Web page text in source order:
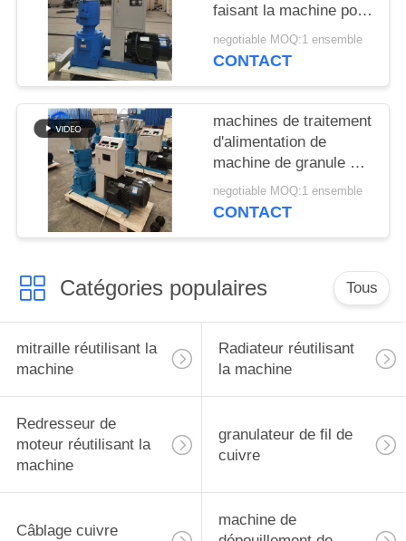
POLITIQUE
CONFIDENTIALITÉ
faisant la machine pour
l'alimentation des
animaux
negotiable MOQ:1 ensemble
CONTACT
machines de traitement
d'alimentation de
machine de granule de
la biomasse 200-
300kg/H
negotiable MOQ:1 ensemble
CONTACT
Catégories populaires Tous
mitraille réutilisant la
machine
Radiateur réutilisant
la machine
Redresseur de
moteur réutilisant la
machine
granulateur de fil de
cuivre
Câblage cuivre
machine de